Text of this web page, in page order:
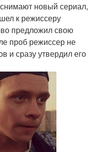
новый сериал,
к режиссеру
предложил свою
проб режиссер не
и сразу утвердил его